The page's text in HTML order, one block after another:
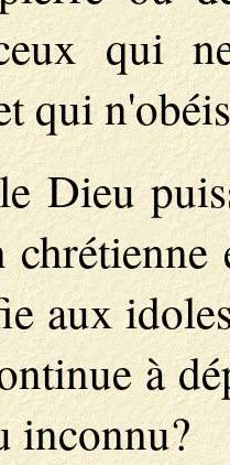
qui
qui
Dieu
aux
à
inconnu?